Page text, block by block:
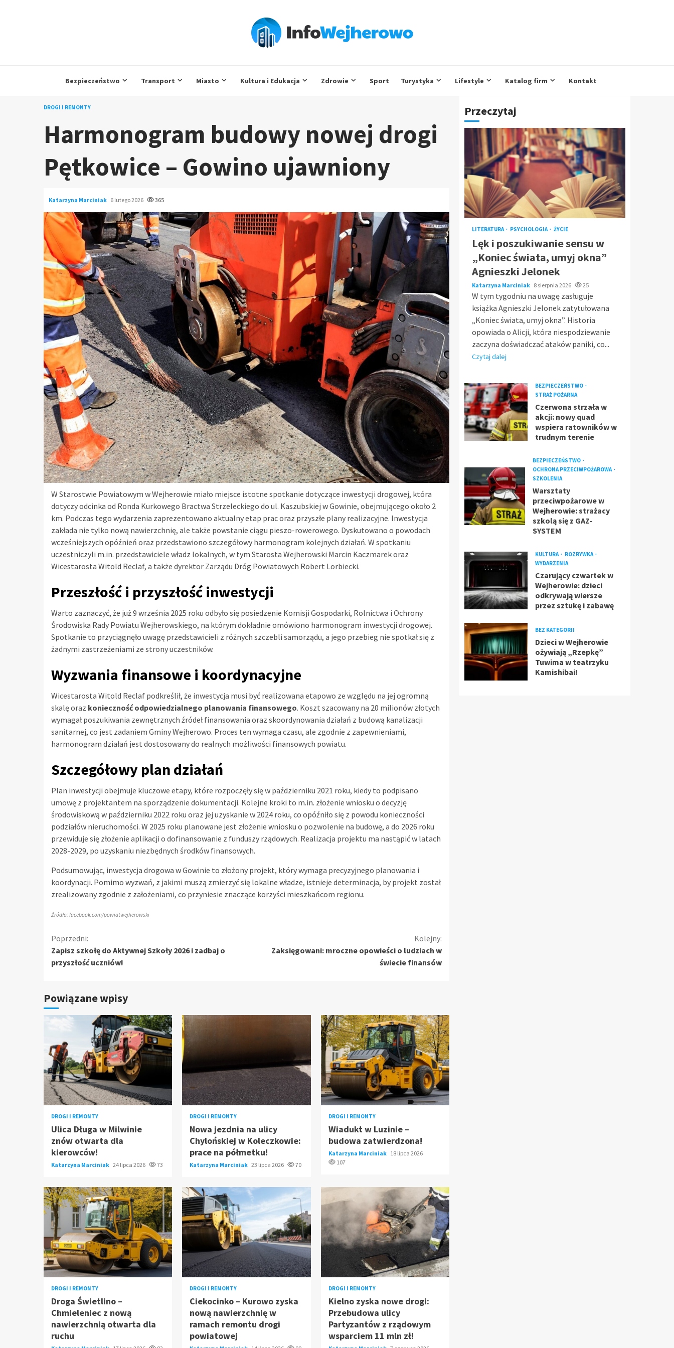
Bezpieczeństwo Transport Miasto Kultura i Edukacja Zdrowie Sport Turystyka Lifestyle Katalog firm Kontakt
DROGI I REMONTY
Harmonogram budowy nowej drogi
Pętkowice – Gowino ujawniony
Katarzyna Marciniak 6 lutego 2026 365
W Starostwie Powiatowym w Wejherowie miało miejsce istotne spotkanie dotyczące inwestycji drogowej, która
dotyczy odcinka od Ronda Kurkowego Bractwa Strzeleckiego do ul. Kaszubskiej w Gowinie, obejmującego około 2
km. Podczas tego wydarzenia zaprezentowano aktualny etap prac oraz przyszłe plany realizacyjne. Inwestycja
zakłada nie tylko nową nawierzchnię, ale także powstanie ciągu pieszo-rowerowego. Dyskutowano o powodach
wcześniejszych opóźnień oraz przedstawiono szczegółowy harmonogram kolejnych działań. W spotkaniu
uczestniczyli m.in. przedstawiciele władz lokalnych, w tym Starosta Wejherowski Marcin Kaczmarek oraz
Wicestarosta Witold Reclaf, a także dyrektor Zarządu Dróg Powiatowych Robert Lorbiecki.
Przeszłość i przyszłość inwestycji
Warto zaznaczyć, że już 9 września 2025 roku odbyło się posiedzenie Komisji Gospodarki, Rolnictwa i Ochrony
Środowiska Rady Powiatu Wejherowskiego, na którym dokładnie omówiono harmonogram inwestycji drogowej.
Spotkanie to przyciągnęło uwagę przedstawicieli z różnych szczebli samorządu, a jego przebieg nie spotkał się z
żadnymi zastrzeżeniami ze strony uczestników.
Wyzwania finansowe i koordynacyjne
Wicestarosta Witold Reclaf podkreślił, że inwestycja musi być realizowana etapowo ze względu na jej ogromną
skalę oraz konieczność odpowiedzialnego planowania finansowego. Koszt szacowany na 20 milionów złotych
wymagał poszukiwania zewnętrznych źródeł finansowania oraz skoordynowania działań z budową kanalizacji
sanitarnej, co jest zadaniem Gminy Wejherowo. Proces ten wymaga czasu, ale zgodnie z zapewnieniami,
harmonogram działań jest dostosowany do realnych możliwości finansowych powiatu.
Szczegółowy plan działań
Plan inwestycji obejmuje kluczowe etapy, które rozpoczęły się w październiku 2021 roku, kiedy to podpisano
umowę z projektantem na sporządzenie dokumentacji. Kolejne kroki to m.in. złożenie wniosku o decyzję
środowiskową w październiku 2022 roku oraz jej uzyskanie w 2024 roku, co opóźniło się z powodu konieczności
podziałów nieruchomości. W 2025 roku planowane jest złożenie wniosku o pozwolenie na budowę, a do 2026 roku
przewiduje się złożenie aplikacji o dofinansowanie z funduszy rządowych. Realizacja projektu ma nastąpić w latach
2028-2029, po uzyskaniu niezbędnych środków finansowych.
Podsumowując, inwestycja drogowa w Gowinie to złożony projekt, który wymaga precyzyjnego planowania i
koordynacji. Pomimo wyzwań, z jakimi muszą zmierzyć się lokalne władze, istnieje determinacja, by projekt został
zrealizowany zgodnie z założeniami, co przyniesie znaczące korzyści mieszkańcom regionu.
Źródło: facebook.com/powiatwejherowski
Kontynuuj
czytanie
Poprzedni:
Zapisz szkołę do Aktywnej Szkoły 2026 i zadbaj o
przyszłość uczniów!
Kolejny:
Zaksięgowani: mroczne opowieści o ludziach w
świecie finansów
Powiązane wpisy
DROGI I REMONTY
Ulica Długa w Milwinie
znów otwarta dla
kierowców!
Katarzyna Marciniak 24 lipca 2026 73
DROGI I REMONTY
Nowa jezdnia na ulicy
Chylońskiej w Koleczkowie:
prace na półmetku!
Katarzyna Marciniak 23 lipca 2026 70
DROGI I REMONTY
Wiadukt w Luzinie –
budowa zatwierdzona!
Katarzyna Marciniak 18 lipca 2026
107
DROGI I REMONTY
Droga Świetlino –
Chmieleniec z nową
nawierzchnią otwarta dla
ruchu
DROGI I REMONTY
Ciekocinko – Kurowo zyska
nową nawierzchnię w
ramach remontu drogi
powiatowej
DROGI I REMONTY
Kielno zyska nowe drogi:
Przebudowa ulicy
Partyzantów z rządowym
wsparciem 11 mln zł!
Przeczytaj
LITERATURA PSYCHOLOGIA ŻYCIE
Lęk i poszukiwanie sensu w
„Koniec świata, umyj okna”
Agnieszki Jelonek
Katarzyna Marciniak 8 sierpnia 2026 25
W tym tygodniu na uwagę zasługuje
książka Agnieszki Jelonek zatytułowana
„Koniec świata, umyj okna”. Historia
opowiada o Alicji, która niespodziewanie
zaczyna doświadczać ataków paniki, co...
Czytaj dalej
BEZPIECZEŃSTWO
STRAŻ POŻARNA
Czerwona strzała w
akcji: nowy quad
wspiera ratowników w
trudnym terenie
BEZPIECZEŃSTWO
OCHRONA PRZECIWPOŻAROWA
SZKOLENIA
Warsztaty
przeciwpożarowe w
Wejherowie: strażacy
szkolą się z GAZ-
SYSTEM
KULTURA
ROZRYWKA
WYDARZENIA
Czarujący czwartek w
Wejherowie: dzieci
odkrywają wiersze
przez sztukę i zabawę
BEZ KATEGORII
Dzieci w Wejherowie
ożywiają „Rzepkę”
Tuwima w teatrzyku
Kamishibai!